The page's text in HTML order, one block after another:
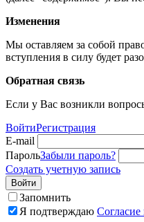
Изменения
Мы оставляем за собой
вступления в силу будет
Обратная связь
Если у Вас возникли
ВойтиРегистрация
E-mail
ПарольЗабыли пароль?
Создать учетную запись
Войти
Запомнить
Я подтверждаю